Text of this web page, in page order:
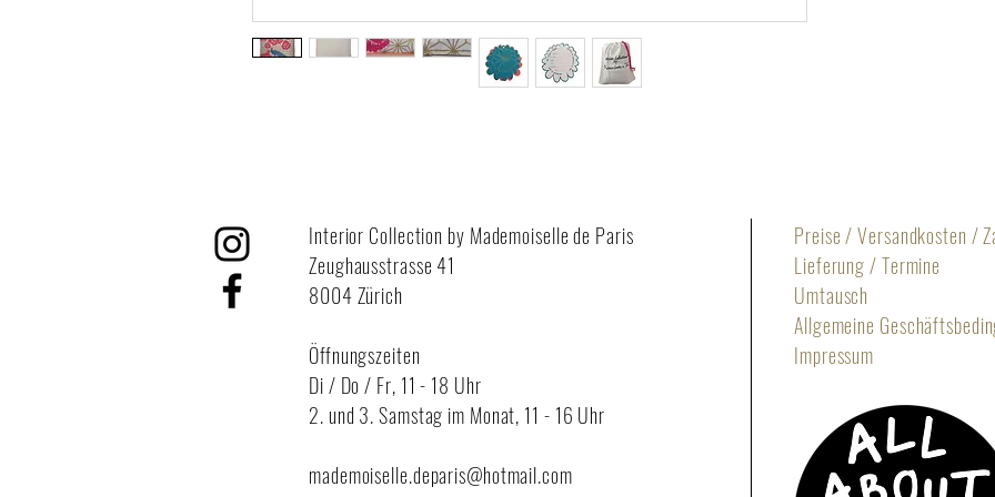
Interior Collection by Mademoiselle de Paris
Zeughausstrasse 41
8004 Zürich
Öffnungszeiten
Di / Do / Fr, 11 - 18 Uhr
2. und 3. Samstag im Monat, 11 - 16 Uhr
mademoiselle.deparis@hotmail.com
Preise / Versandkosten /
Lieferung / Termine
Umtausch
Allgemeine
Impressum